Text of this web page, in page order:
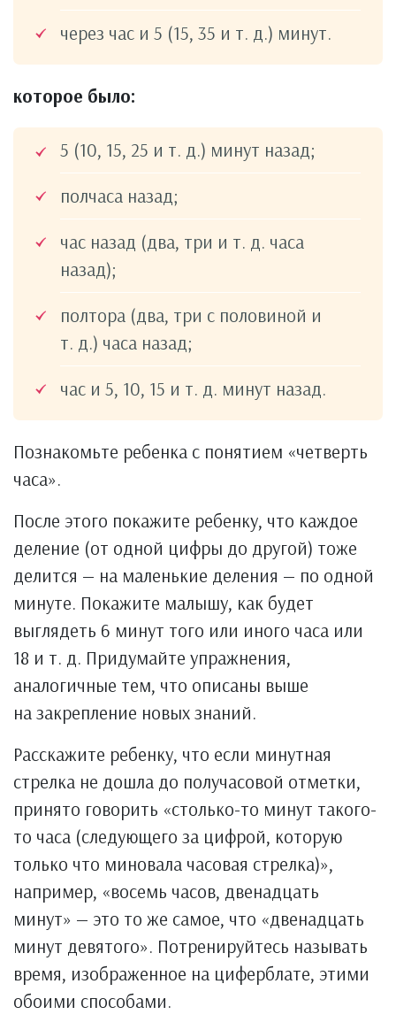
через час и 5 (15, 35 и т. д.) минут.
которое было:
5 (10, 15, 25 и т. д.) минут назад;
полчаса назад;
час назад (два, три и т. д. часа
назад);
полтора (два, три с половиной и
т. д.) часа назад;
час и 5, 10, 15 и т. д. минут назад.
Познакомьте ребенка с понятием «четверть
часа».
После этого покажите ребенку, что каждое
деление (от одной цифры до другой) тоже
делится — на маленькие деления — по одной
минуте. Покажите малышу, как будет
выглядеть 6 минут того или иного часа или
18 и т. д. Придумайте упражнения,
аналогичные тем, что описаны выше
на закрепление новых знаний.
Расскажите ребенку, что если минутная
стрелка не дошла до получасовой отметки,
принято говорить «столько-то минут такого-
то часа (следующего за цифрой, которую
только что миновала часовая стрелка)»,
например, «восемь часов, двенадцать
минут» — это то же самое, что «двенадцать
минут девятого». Потренируйтесь называть
время, изображенное на циферблате, этими
обоими способами.